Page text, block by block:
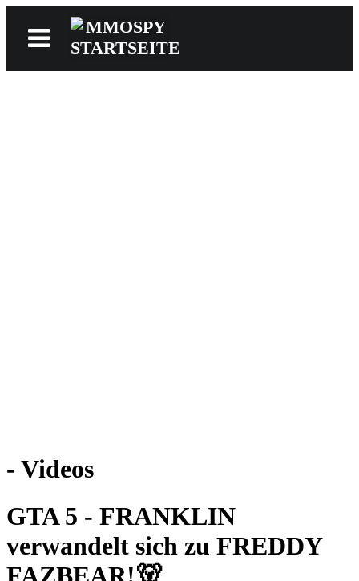
- Videos
GTA 5 - FRANKLIN
verwandelt sich zu FREDDY